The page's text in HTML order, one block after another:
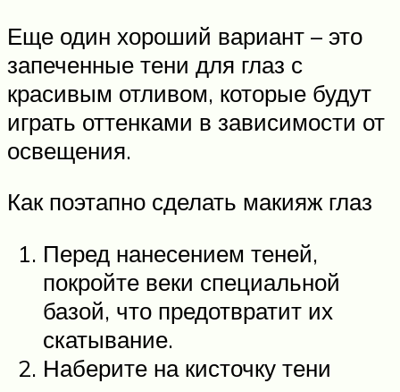
Еще один хороший вариант – это
запеченные тени для глаз с
красивым отливом, которые будут
играть оттенками в зависимости от
освещения.
Как поэтапно сделать макияж глаз
Перед нанесением теней,
покройте веки специальной
базой, что предотвратит их
скатывание.
Наберите на кисточку тени